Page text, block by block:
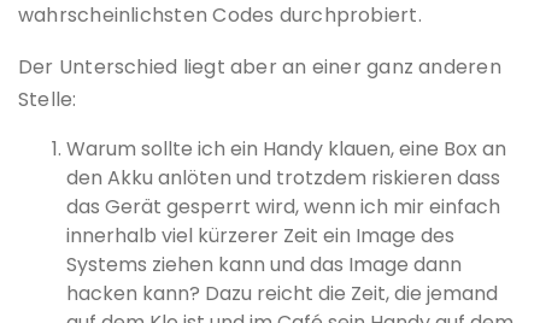
wahrscheinlichsten Codes durchprobiert.
Der Unterschied liegt aber an einer ganz anderen
Stelle:
Warum sollte ich ein Handy klauen, eine Box an
den Akku anlöten und trotzdem riskieren dass
das Gerät gesperrt wird, wenn ich mir einfach
innerhalb viel kürzerer Zeit ein Image des
Systems ziehen kann und das Image dann
hacken kann? Dazu reicht die Zeit, die jemand